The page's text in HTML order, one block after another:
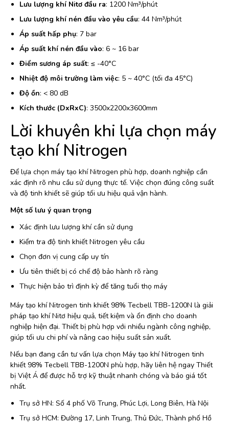
Lưu lượng khí Nitơ đầu ra: 1200 Nm³/phút
Lưu lượng khí nén đầu vào yêu cầu: 44 Nm³/phút
Áp suất hấp phụ: 7 bar
Áp suất khí nén đầu vào: 6 ~ 16 bar
Điểm sương áp suất: ≤ -40°C
Nhiệt độ môi trường làm việc: 5 ~ 40°C (tối đa 45°C)
Độ ồn: < 80 dB
Kích thước (DxRxC): 3500x2200x3600mm
Lời khuyên khi lựa chọn máy
tạo khí Nitrogen
Để lựa chọn máy tạo khí Nitrogen phù hợp, doanh nghiệp cần
xác định rõ nhu cầu sử dụng thực tế. Việc chọn đúng công suất
và độ tinh khiết sẽ giúp tối ưu hiệu quả vận hành.
Một số lưu ý quan trọng
Xác định lưu lượng khí cần sử dụng
Kiểm tra độ tinh khiết Nitrogen yêu cầu
Chọn đơn vị cung cấp uy tín
Ưu tiên thiết bị có chế độ bảo hành rõ ràng
Thực hiện bảo trì định kỳ để tăng tuổi thọ máy
Máy tạo khí Nitrogen tinh khiết 98% Tecbell TBB-1200N là giải
pháp tạo khí Nitơ hiệu quả, tiết kiệm và ổn định cho doanh
nghiệp hiện đại. Thiết bị phù hợp với nhiều ngành công nghiệp,
giúp tối ưu chi phí và nâng cao hiệu suất sản xuất.
Nếu bạn đang cần tư vấn lựa chọn Máy tạo khí Nitrogen tinh
khiết 98% Tecbell TBB-1200N phù hợp, hãy liên hệ ngay Thiết
bị Việt Á để được hỗ trợ kỹ thuật nhanh chóng và báo giá tốt
nhất.
Trụ sở HN: Số 4 phố Võ Trung, Phúc Lợi, Long Biên, Hà Nội
Trụ sở HCM: Đường 17, Linh Trung, Thủ Đức, Thành phố Hồ